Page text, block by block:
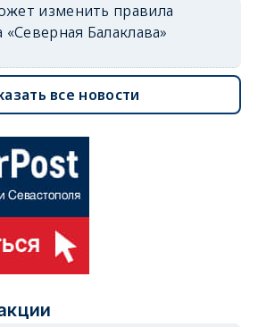
изменить правила
Балаклава»
все новости